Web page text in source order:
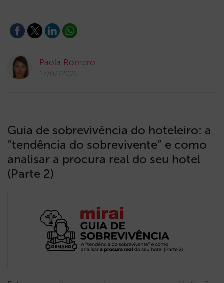
Paola Romero
17/07/2025
Guia de sobrevivência do hoteleiro: a
“tendência do sobrevivente” e como
analisar a procura real do seu hotel
(Parte 2)